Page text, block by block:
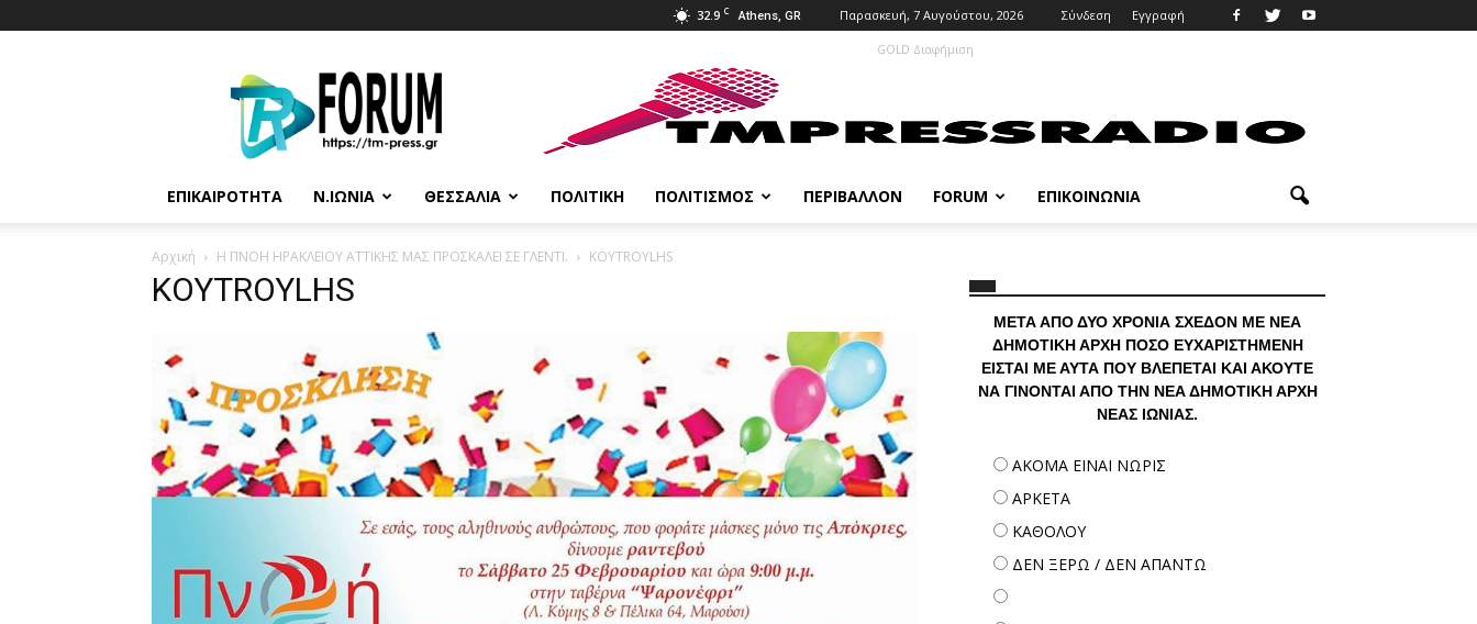
32.9 C Athens, GR Παρασκευή, 7 Αυγούστου, 2026 Σύνδεση Εγγραφή
Press
GOLD Διαφήμιση
ΕΠΙΚΑΙΡΌΤΗΤΑ Ν.ΙΩΝΊΑ ΘΕΣΣΑΛΊΑ ΠΟΛΙΤΙΚΉ ΠΟΛΙΤΙΣΜΌΣ ΠΕΡΙΒΆΛΛΟΝ FORUM ΕΠΙΚΟΙΝΩΝΊΑ
Αρχική Η ΠΝΟΗ ΗΡΑΚΛΕΙΟΥ ΑΤΤΙΚΗΣ ΜΑΣ ΠΡΟΣΚΑΛΕΙ ΣΕ ΓΛΕΝΤΙ. KOYTROYLHS
KOYTROYLHS
ΜΕΤΑ ΑΠΟ ΔΥΟ ΧΡΟΝΙΑ ΣΧΕΔΟΝ ΜΕ ΝΕΑ
ΔΗΜΟΤΙΚΗ ΑΡΧΗ ΠΟΣΟ ΕΥΧΑΡΙΣΤΗΜΕΝΗ
ΕΙΣΤΑΙ ΜΕ ΑΥΤΑ ΠΟΥ ΒΛΕΠΕΤΑΙ ΚΑΙ ΑΚΟΥΤΕ
ΝΑ ΓΙΝΟΝΤΑΙ ΑΠΟ ΤΗΝ ΝΕΑ ΔΗΜΟΤΙΚΗ ΑΡΧΗ
ΝΕΑΣ ΙΩΝΙΑΣ.
ΑΚΟΜΑ ΕΙΝΑΙ ΝΩΡΙΣ
ΑΡΚΕΤΑ
ΚΑΘΟΛΟΥ
ΔΕΝ ΞΕΡΩ / ΔΕΝ ΑΠΑΝΤΩ